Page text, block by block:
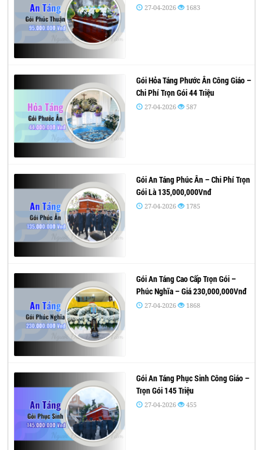
27-04-2026 1683
Gói Hỏa Táng Phước Ân Công Giáo –
Chi Phí Trọn Gói 44 Triệu
27-04-2026 587
Gói An Táng Phúc Ân – Chi Phí Trọn
Gói Là 135,000,000Vnđ
27-04-2026 1785
Gói An Táng Cao Cấp Trọn Gói –
Phúc Nghĩa – Giá 230,000,000Vnđ
27-04-2026 1868
Gói An Táng Phục Sinh Công Giáo –
Trọn Gói 145 Triệu
27-04-2026 455